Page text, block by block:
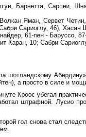
Барнетта, Сарпеи,
Яман, Сервет
Сариоглу, 46),
61-пен - Баруссо,
Каран, 10; Сабри
шотландскому
а просто в силе и
Кроос убегал
штрафной. Лусио
гол снова стал